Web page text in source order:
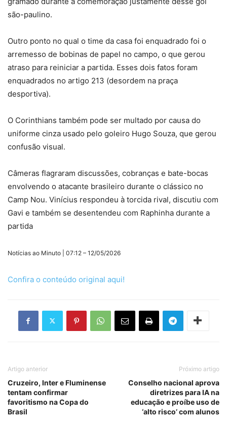
são-paulino.
Outro ponto no qual o time da casa foi enquadrado foi o
arremesso de bobinas de papel no campo, o que gerou
atraso para reiniciar a partida. Esses dois fatos foram
enquadrados no artigo 213 (desordem na praça
desportiva).
O Corinthians também pode ser multado por causa do
uniforme cinza usado pelo goleiro Hugo Souza, que gerou
confusão visual.
Câmeras flagraram discussões, cobranças e bate-bocas
envolvendo o atacante brasileiro durante o clássico no
Camp Nou. Vinícius respondeu à torcida rival, discutiu com
Gavi e também se desentendeu com Raphinha durante a
partida
Notícias ao Minuto | 07:12 – 12/05/2026
Confira o conteúdo original aqui!
Artigo anterior
Cruzeiro, Inter e Fluminense
tentam confirmar
favoritismo na Copa do
Brasil
Próximo artigo
Conselho nacional aprova
diretrizes para IA na
educação e proíbe uso de
‘alto risco’ com alunos